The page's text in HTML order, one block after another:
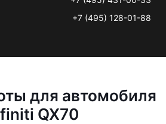
+7 (495) 128-01-88
для автомобиля
QX70